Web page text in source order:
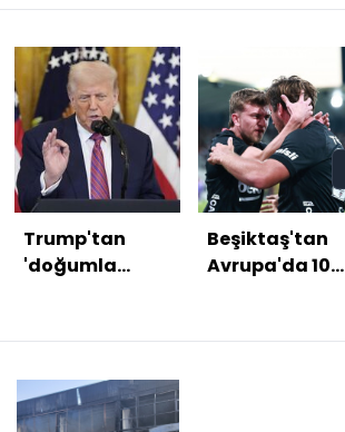
Trump'tan
'doğumla
Beşiktaş'tan
Avrupa'da 100.